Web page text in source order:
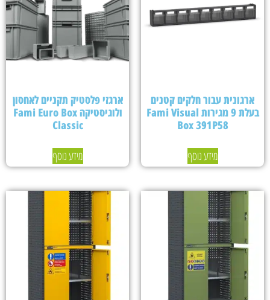
ארגונית עבור חלקים קטנים
בעלת 9 מגירות Fami Visual
Box 391P58
מידע נוסף
ארגזי פלסטיק תקניים לאחסון
ולוגיסטיקה Fami Euro Box
Classic
מידע נוסף